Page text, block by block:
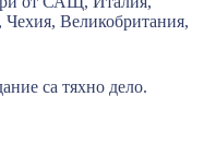
Великобритания,
са тяхно дело.